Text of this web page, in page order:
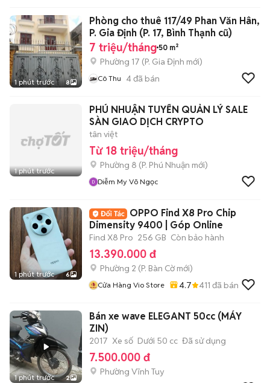
1 phút trước 8
Phòng cho thuê 117/49 Phan Văn Hân,
P. Gia Định (P. 17, Bình Thạnh cũ)
7 triệu/tháng 50 m²
Phường 17 (P. Gia Định mới)
Cô Thu 4đã bán
1 phút trước
PHÚ NHUẬN TUYỂN QUẢN LÝ SALE
SÀN GIAO DỊCH CRYPTO
tân việt
Từ 18 triệu/tháng
Phường 8 (P. Phú Nhuận mới)
Diễm My Võ Ngọc
1 phút trước 6
OPPO Find X8 Pro Chip
Dimensity 9400 | Góp Online
Find X8 Pro 256 GB Còn bảo hành
13.390.000 đ
Phường 2 (P. Bàn Cờmới)
Cửa Hàng Vio Store 4.7 411 đã bán
1 phút trước 2
Bán xe wave ELEGANT 50cc (MÁY
ZIN)
2017 Xe số Dưới 50 cc Đã sử dụng
7.500.000 đ
Phường Vĩnh Tuy